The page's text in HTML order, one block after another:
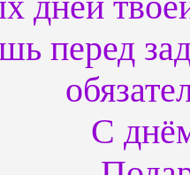
перед
С